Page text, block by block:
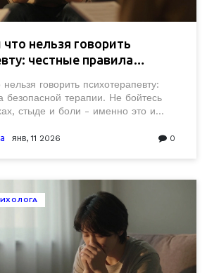
нельзя говорить
честные правила
говорить психотерапевту:
безопасной терапии. Не бойтесь
стыде и боли - именно это и
настоящие чувства.
янв, 11 2026 0